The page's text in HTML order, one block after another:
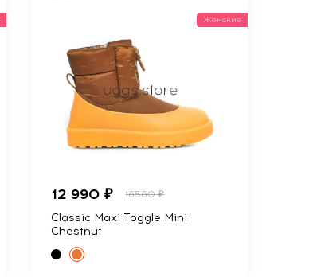
Женские
12 990 ₽ 16560 ₽
Classic Maxi Toggle Mini
Chestnut